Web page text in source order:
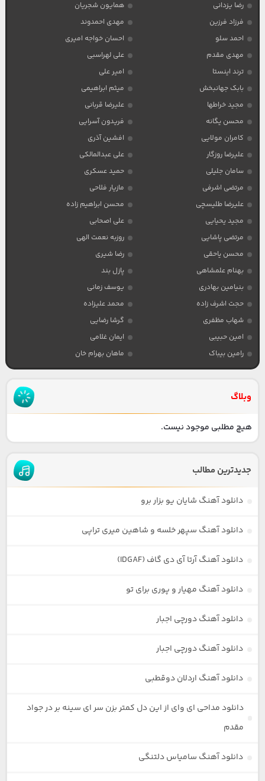
رضا یزدانی
همایون شجریان
فرزاد فرزین
مهدی احمدوند
احمد سلو
احسان خواجه امیری
مهدی مقدم
علی لهراسبی
ترند اینستا
امیر علی
بابک جهانبخش
میثم ابراهیمی
مجید خراطها
علیرضا قربانی
محسن یگانه
فریدون آسرایی
کامران مولایی
افشین آذری
علیرضا روزگار
علی عبدالمالکی
سامان جلیلی
حمید عسکری
مرتضی اشرفی
مازیار فلاحی
علیرضا طلیسچی
محسن ابراهیم زاده
مجید یحیایی
علی اصحابی
مرتضی پاشایی
روزبه نعمت الهی
محسن یاحقی
رضا شیری
بهنام علمشاهی
پازل بند
بنیامین بهادری
یوسف زمانی
حجت اشرف زاده
محمد علیزاده
شهاب مظفری
گرشا رضایی
امین حبیبی
ایمان غلامی
رامین بیباک
ماهان بهرام خان
وبلاگ
هیچ مطلبی موجود نیست.
جدیدترین مطالب
دانلود آهنگ شایان یو بزار برو
دانلود آهنگ سپهر خلسه و شاهین میری تراپی
دانلود آهنگ آرتا آی دی گاف (IDGAF)
دانلود آهنگ مهیار و پوری برای تو
دانلود آهنگ دورچی اجبار
دانلود آهنگ دورچی اجبار
دانلود آهنگ اردلان دوقطبی
دانلود مداحی ای وای از این دل کمتر بزن سر ای سینه بر در جواد
مقدم
دانلود آهنگ سامیاس دلتنگی